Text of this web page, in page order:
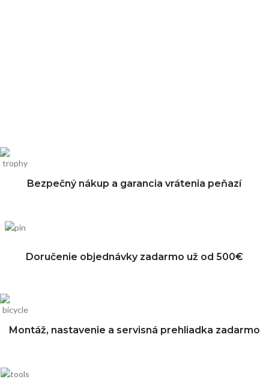
Montáž, nastavenie a servisná prehliadka zadarmo
Doručenie objednávky zadarmo už od 500€
Bezpečný nákup a garancia vrátenia peňazí